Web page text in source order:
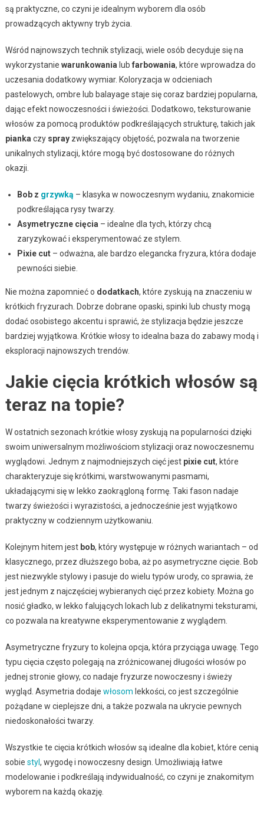
są praktyczne, co czyni je idealnym wyborem dla osób
prowadzących aktywny tryb życia.
Wśród najnowszych technik stylizacji, wiele osób decyduje się na
wykorzystanie warunkowania lub farbowania, które wprowadza do
uczesania dodatkowy wymiar. Koloryzacja w odcieniach
pastelowych, ombre lub balayage staje się coraz bardziej popularna,
dając efekt nowoczesności i świeżości. Dodatkowo, teksturowanie
włosów za pomocą produktów podkreślających strukturę, takich jak
pianka czy sprayzwiększający objętość, pozwala na tworzenie
unikalnych stylizacji, które mogą być dostosowane do różnych
okazji.
Bob z grzywką – klasyka w nowoczesnym wydaniu, znakomicie
podkreślająca rysy twarzy.
Asymetryczne cięcia – idealne dla tych, którzy chcą
zaryzykować i eksperymentować ze stylem.
Pixie cut– odważna, ale bardzo elegancka fryzura, która dodaje
pewności siebie.
Nie można zapomnieć o dodatkach, które zyskują na znaczeniu w
krótkich fryzurach. Dobrze dobrane opaski, spinki lub chusty mogą
dodać osobistego akcentu i sprawić, że stylizacja będzie jeszcze
bardziej wyjątkowa. Krótkie włosy to idealna baza do zabawy modą i
eksploracji najnowszych trendów.
Jakie cięcia krótkich włosów są
teraz na topie?
W ostatnich sezonach krótkie włosy zyskują na popularności dzięki
swoim uniwersalnym możliwościom stylizacji oraz nowoczesnemu
wyglądowi. Jednym z najmodniejszych cięć jest pixie cut, które
charakteryzuje się krótkimi, warstwowanymi pasmami,
układającymi się w lekko zaokrągloną formę. Taki fason nadaje
twarzy świeżości i wyrazistości, a jednocześnie jest wyjątkowo
praktyczny w codziennym użytkowaniu.
Kolejnym hitem jest bob, który występuje w różnych wariantach – od
klasycznego, przez dłuższego boba, aż po asymetryczne cięcie. Bob
jest niezwykle stylowy i pasuje do wielu typów urody, co sprawia, że
jest jednym z najczęściej wybieranych cięć przez kobiety. Można go
nosić gładko, w lekko falujących lokach lub z delikatnymi teksturami,
co pozwala na kreatywne eksperymentowanie z wyglądem.
Asymetryczne fryzury to kolejna opcja, która przyciąga uwagę. Tego
typu cięcia często polegają na zróżnicowanej długości włosów po
jednej stronie głowy, co nadaje fryzurze nowoczesny i świeży
wygląd. Asymetria dodaje włosom lekkości, co jest szczególnie
pożądane w cieplejsze dni, a także pozwala na ukrycie pewnych
niedoskonałości twarzy.
Wszystkie te cięcia krótkich włosów są idealne dla kobiet, które cenią
sobie styl, wygodę i nowoczesny design. Umożliwiają łatwe
modelowanie i podkreślają indywidualność, co czyni je znakomitym
wyborem na każdą okazję.